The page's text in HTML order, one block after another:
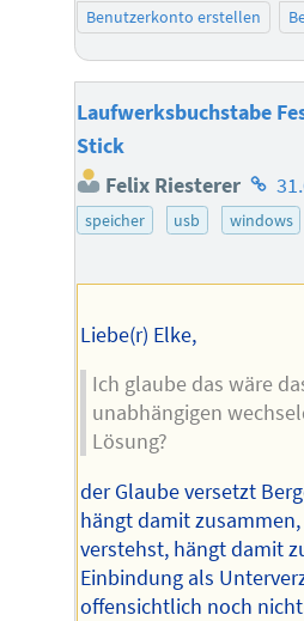
Benutzerkonto erstellen
Laufwerksbuchstabe
Stick
Felix Riesterer
des
speicher usb windows
Liebe(r) Elke,
Ich glaube das wäre
unabhängigen
Lösung?
der Glaube versetzt
hängt damit
verstehst, hängt damit
Einbindung als
offensichtlich noch